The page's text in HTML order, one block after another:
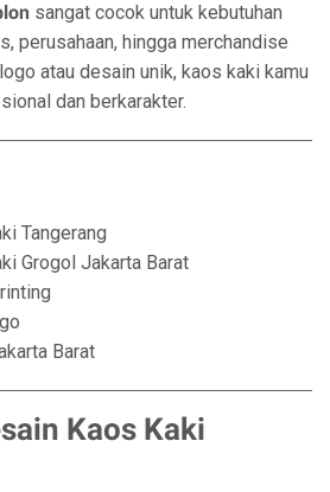
sangat cocok untuk kebutuhan
perusahaan, hingga merchandise
atau desain unik, kaos kaki kamu
dan berkarakter.
Tangerang
Grogol Jakarta Barat
Barat
Kaos Kaki